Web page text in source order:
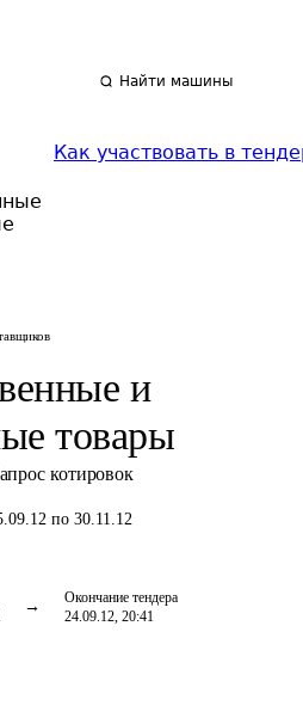
Найти машины
Как участвовать в
и
товары
котировок
по 30.11.12
Окончание тендера
24.09.12, 20:41